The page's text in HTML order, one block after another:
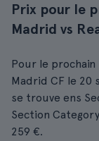
Prix pour le
Madrid vs
Pour le
Madrid CF le 20
se trouve ens
Section
259 €.